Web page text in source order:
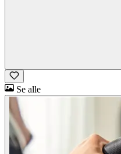
Se alle